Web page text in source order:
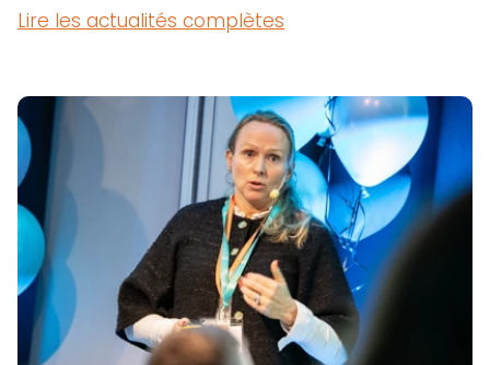
Lire les actualités complètes